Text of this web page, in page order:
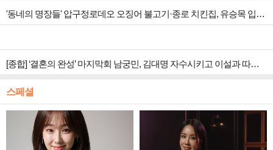
'동네의 명장들' 압구정로데오 오징어 불고기·종로 치킨집, 유승목 입맛 저격
[종합] ‘결혼의 완성’ 마지막회 남궁민, 김대명 자수시키고 이설과 따뜻한 안녕
스페셜